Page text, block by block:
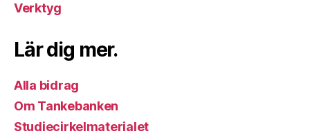
Verktyg
Lär dig mer.
Alla bidrag
Om Tankebanken
Studiecirkelmaterialet